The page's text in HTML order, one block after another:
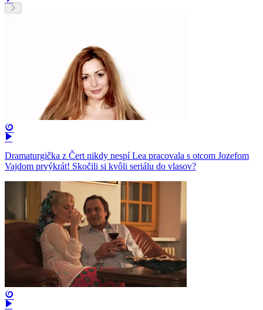
Dramaturgička z Čert nikdy nespí Lea pracovala s otcom Jozefom
Vajdom prvýkrát! Skočili si kvôli seriálu do vlasov?